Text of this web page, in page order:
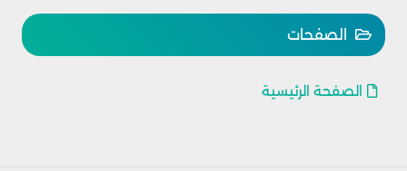
الصفحات
الصفحة الرئيسية